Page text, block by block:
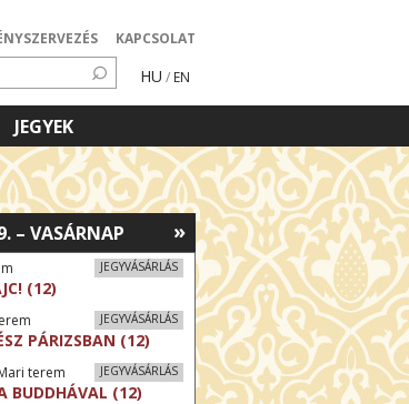
KAPCSOLAT
HU / EN
JEGYEK
»
– VASÁRNAP
JEGYVÁSÁRLÁS
(12)
JEGYVÁSÁRLÁS
PÁRIZSBAN (12)
JEGYVÁSÁRLÁS
terem
BUDDHÁVAL (12)